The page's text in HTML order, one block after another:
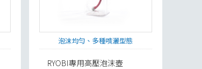
泡沫均勻、多種噴灑型態
RYOBI專用高壓泡沫壺